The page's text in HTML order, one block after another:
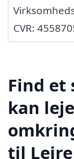
CVR:
Find et
kan
til Lejre